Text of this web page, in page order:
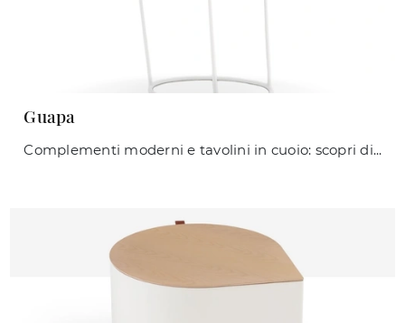
Guapa
Complementi moderni e tavolini in cuoio: scopri di più sul modello Guapa di Midj e potrai completare i tuoi interni.